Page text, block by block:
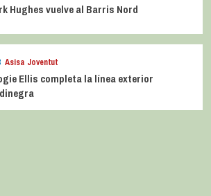
Hughes vuelve al Barris Nord
Asisa Joventut
Ellis completa la línea exterior